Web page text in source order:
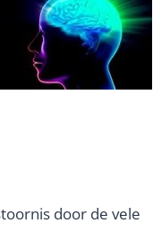
door de vele